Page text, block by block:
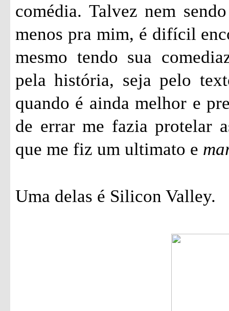
comédia. Talvez nem
menos pra mim, é difícil
mesmo tendo sua
pela história, seja pelo
quando é ainda melhor e
de errar me fazia protelar
que me fiz um ultimato e
Uma delas é Silicon Valley.